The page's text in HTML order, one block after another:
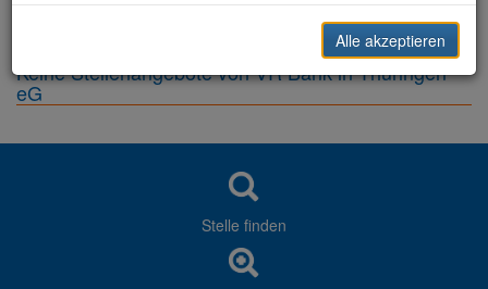
Sonstiges
Keine Stellenangebote von VR Bank in Thüringen
eG
Stelle finden
Alle akzeptieren